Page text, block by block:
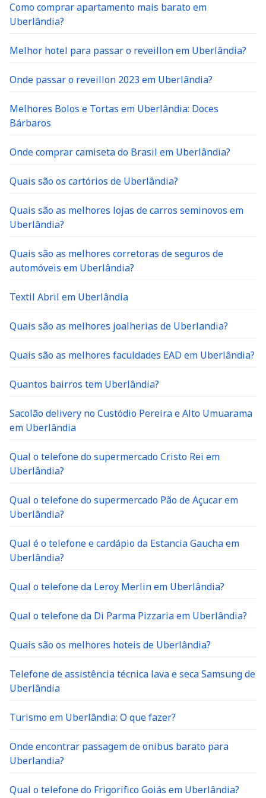
Como comprar apartamento mais barato em
Uberlândia?
Melhor hotel para passar o reveillon em Uberlândia?
Onde passar o reveillon 2023 em Uberlândia?
Melhores Bolos e Tortas em Uberlândia: Doces
Bárbaros
Onde comprar camiseta do Brasil em Uberlândia?
Quais são os cartórios de Uberlândia?
Quais são as melhores lojas de carros seminovos em
Uberlândia?
Quais são as melhores corretoras de seguros de
automóveis em Uberlândia?
Textil Abril em Uberlândia
Quais são as melhores joalherias de Uberlandia?
Quais são as melhores faculdades EAD em Uberlândia?
Quantos bairros tem Uberlândia?
Sacolão delivery no Custódio Pereira e Alto Umuarama
em Uberlândia
Qual o telefone do supermercado Cristo Rei em
Uberlândia?
Qual o telefone do supermercado Pão de Açucar em
Uberlândia?
Qual é o telefone e cardápio da Estancia Gaucha em
Uberlândia?
Qual o telefone da Leroy Merlin em Uberlândia?
Qual o telefone da Di Parma Pizzaria em Uberlândia?
Quais são os melhores hoteis de Uberlândia?
Telefone de assistência técnica lava e seca Samsung de
Uberlândia
Turismo em Uberlândia: O que fazer?
Onde encontrar passagem de onibus barato para
Uberlandia?
Qual o telefone do Frigorifico Goiás em Uberlândia?